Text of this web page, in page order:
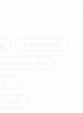
iichiko彩天
いいちこ25度
ー
ャル